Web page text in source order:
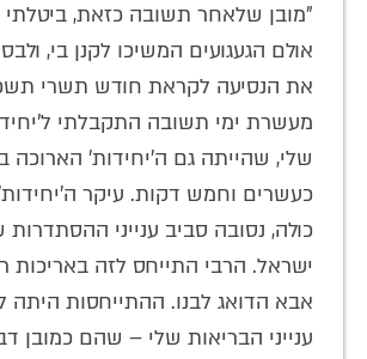
"מובן שלאחר תשובה כזאת, ביטלתי
אולם הגעגועים המשיכו לקנן בי,
את הנסיעה לקראת חודש תשרי
מעשרת ימי תשובה התקבלתי
שלי, שהייתה גם ה'יחידות' הארוכה
כעשרים וחמש דקות. עיקר
כולה, נסובה סביב ענייני
ישראל. הרבי התייחס לזה
אבא הדואג לבנו. ההתייחסות היתה
ענייני הבריאות שלי – שהם כמובן